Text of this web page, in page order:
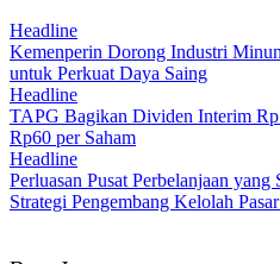
Headline
Kemenperin Dorong Industri
untuk Perkuat Daya Saing
Headline
TAPG Bagikan Dividen Interim
Rp60 per Saham
Headline
Perluasan Pusat Perbelanjaan yang
Strategi Pengembang Kelolah